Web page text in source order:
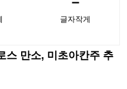
글자작게
스 만소, 미초아칸주 추